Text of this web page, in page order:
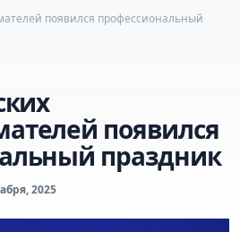
появился профессиональный
появился
праздник
2025